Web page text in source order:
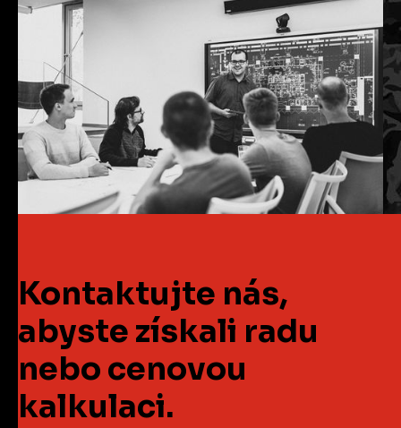
Kontaktujte nás,
abyste získali radu
nebo cenovou
kalkulaci.